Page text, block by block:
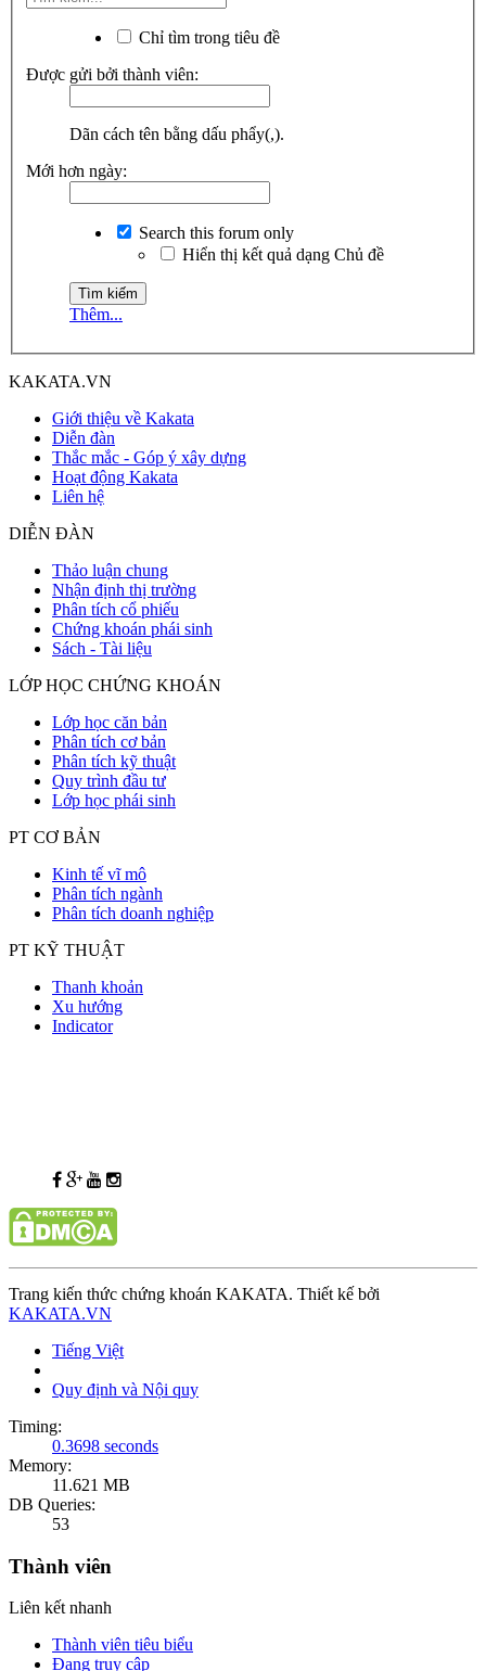
Chỉ tìm trong tiêu đề
Được gửi bởi thành viên:
Dãn cách tên bằng dấu phẩy(,).
Mới hơn ngày:
Search this forum only
Hiển thị kết quả dạng Chủ đề
Thêm...
KAKATA.VN
Giới thiệu về Kakata
Diễn đàn
Thắc mắc - Góp ý xây dựng
Hoạt động Kakata
Liên hệ
DIỄN ĐÀN
Thảo luận chung
Nhận định thị trường
Phân tích cổ phiếu
Chứng khoán phái sinh
Sách - Tài liệu
LỚP HỌC CHỨNG KHOÁN
Lớp học căn bản
Phân tích cơ bản
Phân tích kỹ thuật
Quy trình đầu tư
Lớp học phái sinh
PT CƠ BẢN
Kinh tế vĩ mô
Phân tích ngành
Phân tích doanh nghiệp
PT KỸ THUẬT
Thanh khoản
Xu hướng
Indicator
Trang kiến thức chứng khoán KAKATA. Thiết kế bởi
KAKATA.VN
Tiếng Việt
Quy định và Nội quy
Timing:
0.3698 seconds
Memory:
11.621 MB
DB Queries:
53
Thành viên
Liên kết nhanh
Thành viên tiêu biểu
Đang truy cập